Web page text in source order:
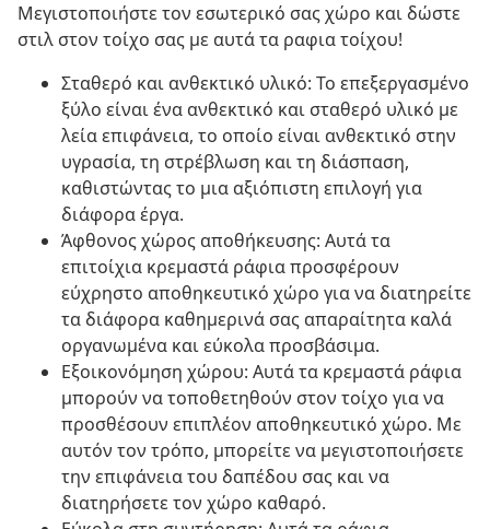
Μεγιστοποιήστε τον εσωτερικό σας χώρο και δώστε
στιλ στον τοίχο σας με αυτά τα ραφια τοίχου!
Σταθερό και ανθεκτικό υλικό: Το επεξεργασμένο
ξύλο είναι ένα ανθεκτικό και σταθερό υλικό με
λεία επιφάνεια, το οποίο είναι ανθεκτικό στην
υγρασία, τη στρέβλωση και τη διάσπαση,
καθιστώντας το μια αξιόπιστη επιλογή για
διάφορα έργα.
Άφθονος χώρος αποθήκευσης: Αυτά τα
επιτοίχια κρεμαστά ράφια προσφέρουν
εύχρηστο αποθηκευτικό χώρο για να διατηρείτε
τα διάφορα καθημερινά σας απαραίτητα καλά
οργανωμένα και εύκολα προσβάσιμα.
Εξοικονόμηση χώρου: Αυτά τα κρεμαστά ράφια
μπορούν να τοποθετηθούν στον τοίχο για να
προσθέσουν επιπλέον αποθηκευτικό χώρο. Με
αυτόν τον τρόπο, μπορείτε να μεγιστοποιήσετε
την επιφάνεια του δαπέδου σας και να
διατηρήσετε τον χώρο καθαρό.